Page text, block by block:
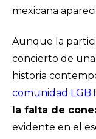
mexicana
Aunque la
concierto de una
historia
comunidad
la falta de
evidente en el